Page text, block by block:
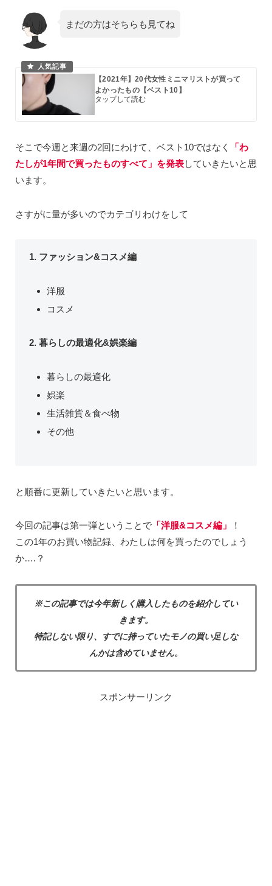
まだの方はそちらも見てね
【2021年】20代女性ミニマリストが買って
よかったもの【ベスト10】
そこで今週と来週の2回にわけて、ベスト10ではなく
「わ
たしが1年間で買ったものすべて」を発表していきたいと思
います。
さすがに量が多いのでカテゴリわけをして
1. ファッション&コスメ編
洋服
コスメ
2. 暮らしの最適化&娯楽編
暮らしの最適化
娯楽
生活雑貨＆食べ物
その他
と順番に更新していきたいと思います。
今回の記事は第一弾ということで 「洋服&コスメ編」
！
この1年のお買い物記録、わたしは何を買ったのでしょう
か….？
※この記事では今年新しく購入したものを紹介してい
きます。
特記しない限り、すでに持っていたモノの買い足しな
んかは含めていません。
スポンサーリンク